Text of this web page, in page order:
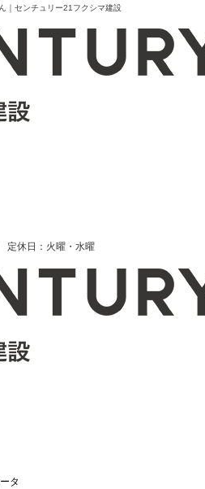
｜センチュリー21フクシマ建設
休日：火曜・水曜
タ